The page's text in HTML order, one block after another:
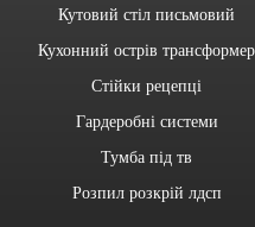
Кутовий стіл письмовий
Кухонний острів трансформер
Стійки рецепці
Гардеробні системи
Тумба під тв
Розпил розкрій лдсп